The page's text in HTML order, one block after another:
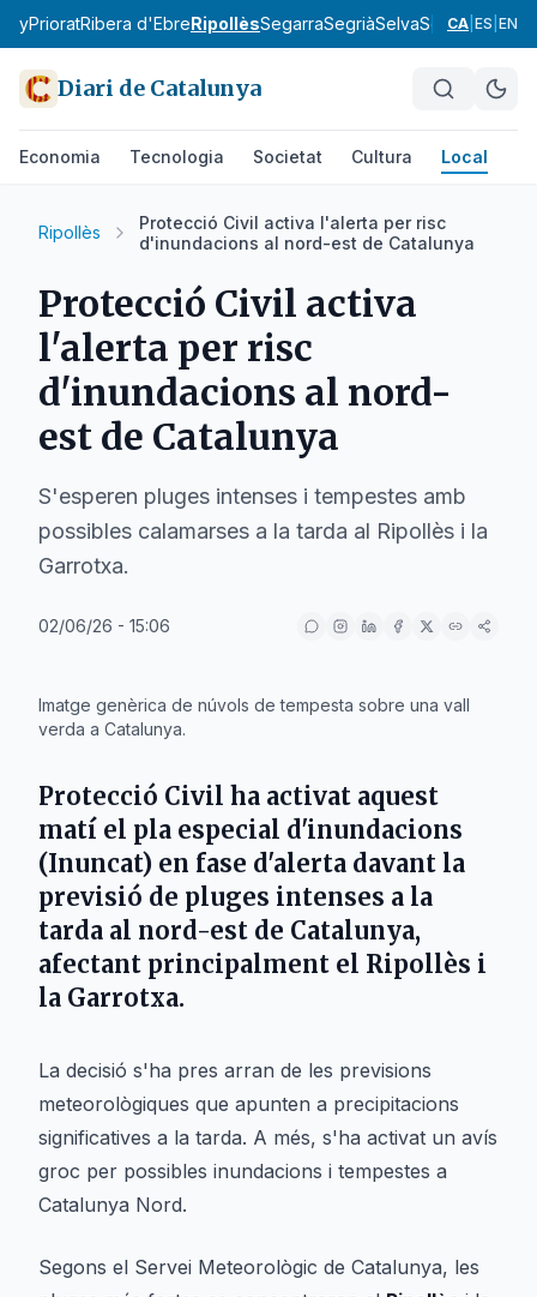
PrioratRibera d'EbreRipollèsSegarraSegriàSelvaSolsonès
CA ES EN
Diari de Catalunya
Economia Tecnologia Societat Cultura Local
Ripollès
Protecció Civil activa l'alerta per risc
d'inundacions al nord-est de Catalunya
Protecció Civil activa
l'alerta per risc
d'inundacions al nord-
est de Catalunya
S'esperen pluges intenses i tempestes amb
possibles calamarses a la tarda al Ripollès i la
Garrotxa.
02/06/26 - 15:06
Imatge genèrica de núvols de tempesta sobre una vall
verda a Catalunya.
Protecció Civil ha activat aquest
matí el pla especial d'inundacions
(Inuncat) en fase d'alerta davant la
previsió de pluges intenses a la
tarda al nord-est de Catalunya,
afectant principalment el Ripollès i
la Garrotxa.
La decisió s'ha pres arran de les previsions
meteorològiques que apunten a precipitacions
significatives a la tarda. A més, s'ha activat un avís
groc per possibles inundacions i tempestes a
Catalunya Nord.
Segons el Servei Meteorològic de Catalunya, les